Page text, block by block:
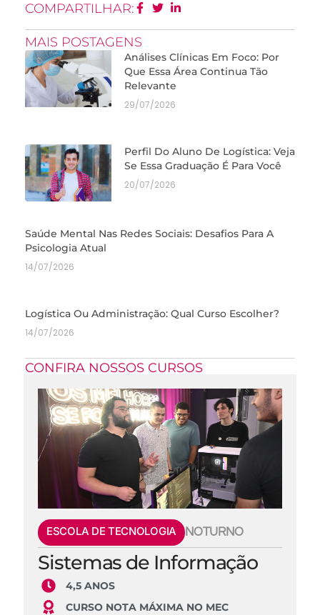
COMPARTILHAR:
MAIS POSTAGENS
Análises Clínicas Em Foco: Por
Que Essa Área Continua Tão
Relevante
29/07/2026
Perfil Do Aluno De Logística: Veja
Se Essa Graduação É Para Você
20/07/2026
Saúde Mental Nas Redes Sociais: Desafios Para A
Psicologia Atual
14/07/2026
Logística Ou Administração: Qual Curso Escolher?
14/07/2026
CONFIRA NOSSOS CURSOS
ESCOLA DE TECNOLOGIA NOTURNO
Sistemas de Informação
4,5 ANOS
CURSO NOTA MÁXIMA NO MEC